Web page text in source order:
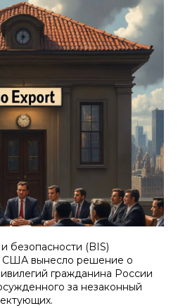
безопасности (BIS)
США вынесло решение о
гражданина России
за незаконный